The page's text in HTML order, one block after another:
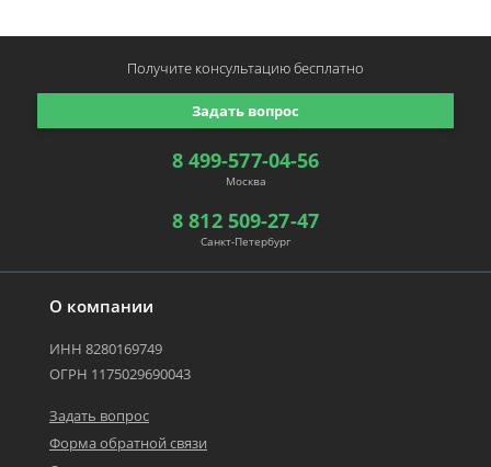
О компании
ИНН 8280169749
ОГРН 1175029690043
Задать вопрос
Форма обратной связи
8 499-577-04-56
Москва
8 812 509-27-47
Санкт-Петербург
Задать вопрос
Получите консультациюбесплатно